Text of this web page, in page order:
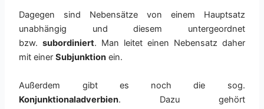
Dagegen sind Nebensätze von einem Hauptsatz
unabhängig und diesem untergeordnet
bzw.subordiniert. Man leitet einen Nebensatz daher
mit einerSubjunktion ein.
Außerdem gibt es noch die sog.
Konjunktionaladverbien. Dazu gehört